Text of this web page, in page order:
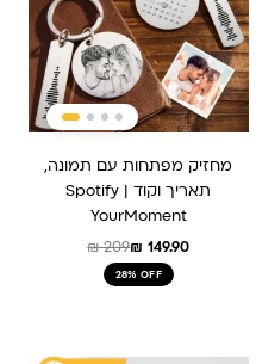
מחזיק מפתחות עם תמונה,
תאריך וקוד Spotify |
YourMoment
₪209₪ 149.90
28% OFF